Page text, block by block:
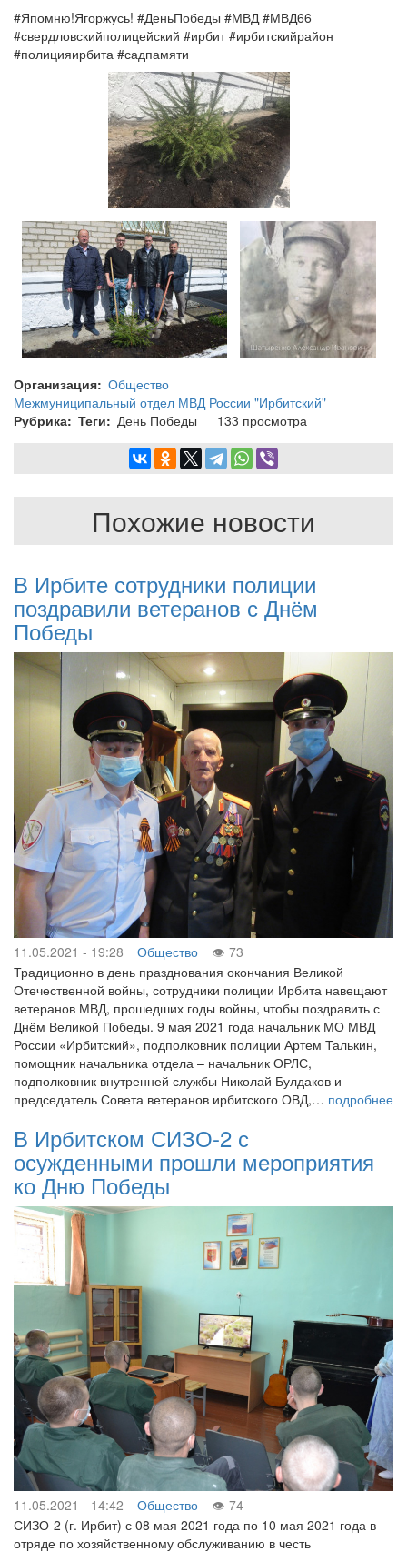
#Япомню!Ягоржусь! #ДеньПобеды #МВД #МВД66
#свердловскийполицейский #ирбит #ирбитскийрайон
#полицияирбита #садпамяти
Организация
Межмуниципальный отдел МВД России "Ирбитский"
Рубрика
Общество
Теги
День Победы 133 просмотра
Похожие новости
В Ирбите сотрудники полиции
поздравили ветеранов с Днём
Победы
11.05.2021 - 19:28 Общество
73
Традиционно в день празднования окончания Великой
Отечественной войны, сотрудники полиции Ирбита навещают
ветеранов МВД, прошедших годы войны, чтобы поздравить с
Днём Великой Победы. 9 мая 2021 года начальник МО МВД
России «Ирбитский», подполковник полиции Артем Талькин,
помощник начальника отдела – начальник ОРЛС,
подполковник внутренней службы Николай Булдаков и
председатель Совета ветеранов ирбитского ОВД,… подробнее
В Ирбитском СИЗО-2 с
осужденными прошли мероприятия
ко Дню Победы
11.05.2021 - 14:42 Общество
74
СИЗО-2 (г. Ирбит) с 08 мая 2021 года по 10 мая 2021 года в
отряде по хозяйственному обслуживанию в честь